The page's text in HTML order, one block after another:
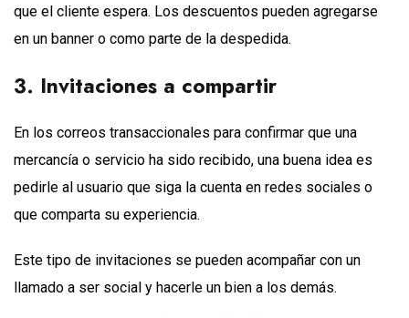
que el cliente espera. Los descuentos pueden agregarse
en un banner o como parte de la despedida.
3. Invitaciones a compartir
En los correos transaccionales para confirmar que una
mercancía o servicio ha sido recibido, una buena idea es
pedirle al usuario que siga la cuenta en redes sociales o
que comparta su experiencia.
Este tipo de invitaciones se pueden acompañar con un
llamado a ser social y hacerle un bien a los demás.